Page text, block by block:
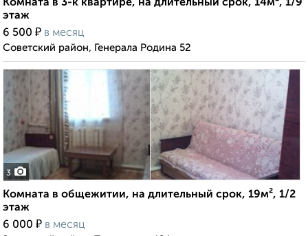
Комната в 3-к квартире, на длительный срок, 14м², 1/9
этаж
6 500 ₽ в месяц
Советский район, Генерала Родина 52
3
Комната в общежитии, на длительный срок, 19м², 1/2
этаж
6 000 ₽ в месяц